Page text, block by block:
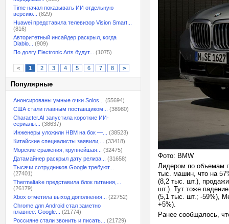
Time начал показывать ИИ отдельную
версию...
(829)
Huawei представила телевизор Vision Smart...
(816)
Авторитетный инсайдер раскрыл, когда
Diablo...
(909)
По долгу Electronic Arts будут...
(1075)
< 1 2 3 4 5 6 7 8 >
Популярные
Анонсированы умные очки Solos...
(55694)
США стали главным поставщиком...
(38980)
Character.AI запустила короткие ИИ-
сериалы...
(38637)
Инженеры уложили HBM на бок —...
(38523)
Китайские специалисты заявили,...
(33418)
Морские сражения, крупнейшая...
(32475)
Датамайнер раскрыл дату релиза...
(31658)
Тысячи сотрудников Google требуют...
(27401)
Thermaltake представила блок питания,...
(26179)
Xbox отметила выход дополнения...
(22752)
Chrome для Android стал заметно
плавнее: Google...
(21774)
Россияне стали звонить и писать...
(21729)
Фото: BMW
Лидером по объемам
тыс. машин, что на
(8,2 тыс. шт.),
шт.). Тут тоже
(5,1 тыс. шт.; -59%),
+5%).
Ранее сообщалось,